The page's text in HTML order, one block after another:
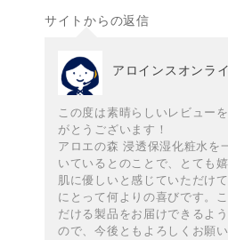
サイトからの返信
アロインスオンラ
この度は素晴らしいレビュー
がとうございます！
アロエの森 浸透保湿化粧水を
いているとのことで、とても
肌に優しいと感じていただけ
にとって何よりの喜びです。
だける製品をお届けできるよ
ので、今後ともよろしくお願い